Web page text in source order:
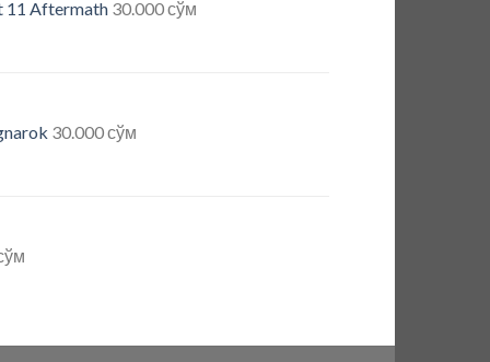
11 Aftermath 30.000сўм
30.000сўм